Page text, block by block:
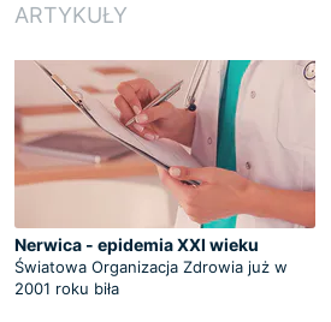
ARTYKUŁY
Nerwica - epidemia XXI wieku
Światowa Organizacja Zdrowia już w
2001 roku biła